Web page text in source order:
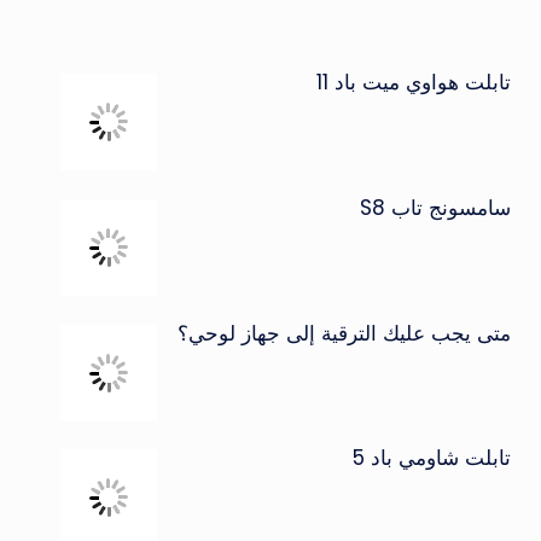
تابلت هواوي ميت باد 11
سامسونج تاب S8
متى يجب عليك الترقية إلى جهاز لوحي؟
تابلت شاومي باد 5